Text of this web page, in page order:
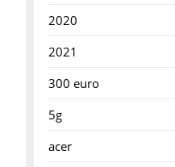
2020
2021
300 euro
5g
acer